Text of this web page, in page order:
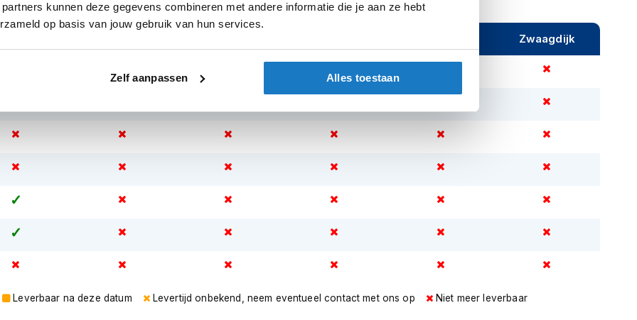
kunnen deze gegevens combineren met andere informatie die je aan ze hebt
op basis van jouw gebruik van hun services.
Zelf aanpassen Alles toestaan
Zwaagdijk
Leverbaar na deze datum Levertijd onbekend, neem eventueel contact met ons op Niet meer leverbaar